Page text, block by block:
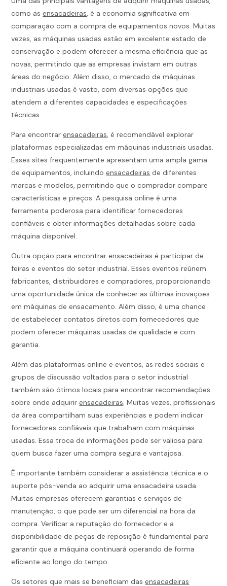
como asensacadeiras, é a economia significativa em
comparação com a compra de equipamentos novos. Muitas
vezes, as máquinas usadas estão em excelente estado de
conservação e podem oferecer a mesma eficiência que as
novas, permitindo que as empresas invistam em outras
áreas do negócio. Além disso, o mercado de máquinas
industriais usadas é vasto, com diversas opções que
atendem a diferentes capacidades e especificações
técnicas.
Para encontrarensacadeiras, é recomendável explorar
plataformas especializadas em máquinas industriais usadas.
Esses sites frequentemente apresentam uma ampla gama
de equipamentos, incluindoensacadeiras de diferentes
marcas e modelos, permitindo que o comprador compare
características e preços. A pesquisa online é uma
ferramenta poderosa para identificar fornecedores
confiáveis e obter informações detalhadas sobre cada
máquina disponível.
Outra opção para encontrarensacadeiras é participar de
feiras e eventos do setor industrial. Esses eventos reúnem
fabricantes, distribuidores e compradores, proporcionando
uma oportunidade única de conhecer as últimas inovações
em máquinas de ensacamento. Além disso, é uma chance
de estabelecer contatos diretos com fornecedores que
podem oferecer máquinas usadas de qualidade e com
garantia.
Além das plataformas online e eventos, as redes sociais e
grupos de discussão voltados para o setor industrial
também são ótimos locais para encontrar recomendações
sobre onde adquirirensacadeiras. Muitas vezes, profissionais
da área compartilham suas experiências e podem indicar
fornecedores confiáveis que trabalham com máquinas
usadas. Essa troca de informações pode ser valiosa para
quem busca fazer uma compra segura e vantajosa.
É importante também considerar a assistência técnica e o
suporte pós-venda ao adquirir uma ensacadeira usada.
Muitas empresas oferecem garantias e serviços de
manutenção, o que pode ser um diferencial na hora da
compra. Verificar a reputação do fornecedor e a
disponibilidade de peças de reposição é fundamental para
garantir que a máquina continuará operando de forma
eficiente ao longo do tempo.
Os setores que mais se beneficiam dasensacadeiras